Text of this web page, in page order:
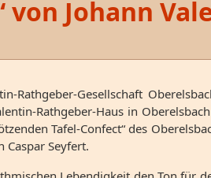
Johann
Gesellschaft
Rathgeber-Haus in
Tafel-Confect“ des
Caspar Seyfert.